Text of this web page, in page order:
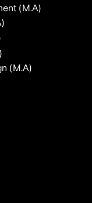
(M.A)
(M.A)